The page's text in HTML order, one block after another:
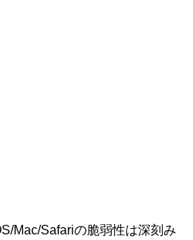
Mac/Safariの脆弱性は深刻み